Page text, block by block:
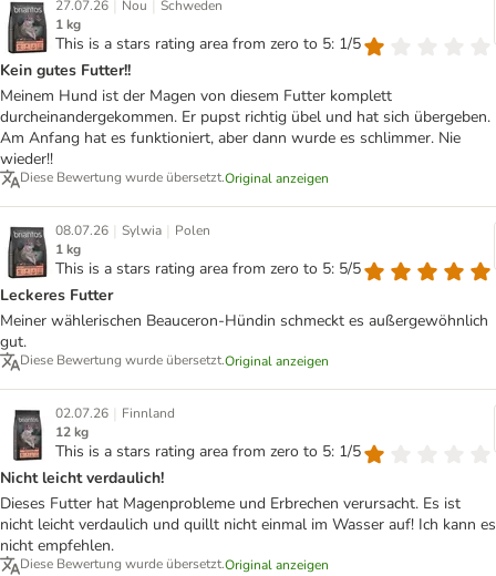
27.07.26 Nou
Schweden
1 kg
This is a stars rating area from zero to 5: 1/5
Kein gutes Futter!!
Meinem Hund ist der Magen von diesem Futter komplett
durcheinandergekommen. Er pupst richtig übel und hat sich übergeben.
Am Anfang hat es funktioniert, aber dann wurde es schlimmer. Nie
wieder!!
Diese Bewertung wurde übersetzt.Original anzeigen
08.07.26 | Sylwia | Polen
1 kg
This is a stars rating area from zero to 5: 5/5
Leckeres Futter
Meiner wählerischen Beauceron-Hündin schmeckt es außergewöhnlich
gut.
Diese Bewertung wurde übersetzt.Original anzeigen
02.07.26 | Finnland
12 kg
This is a stars rating area from zero to 5: 1/5
Nicht leicht verdaulich!
Dieses Futter hat Magenprobleme und Erbrechen verursacht. Es ist
nicht leicht verdaulich und quillt nicht einmal im Wasser auf! Ich kann es
nicht empfehlen.
Diese Bewertung wurde übersetzt.Original anzeigen